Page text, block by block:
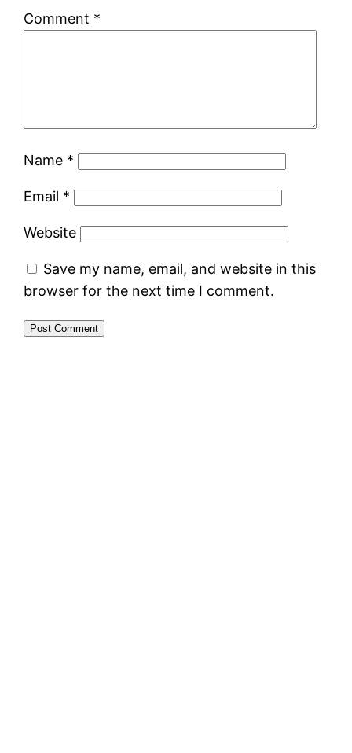
Comment *
Name *
Email *
Website
Save my name, email, and website in this
browser for the next time I comment.